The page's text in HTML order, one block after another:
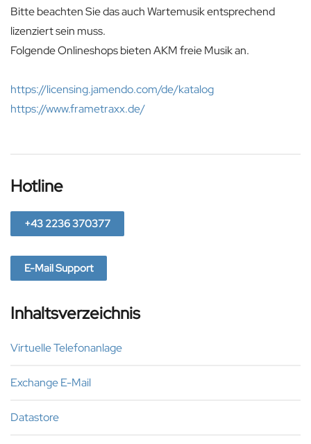
Bitte beachten Sie das auch Wartemusik entsprechend
lizenziert sein muss.
Folgende Onlineshops bieten AKM freie Musik an.
https://licensing.jamendo.com/de/katalog
https://www.frametraxx.de/
Hotline
+43 2236 370377
E-Mail Support
Inhaltsverzeichnis
Virtuelle Telefonanlage
Exchange E-Mail
Datastore